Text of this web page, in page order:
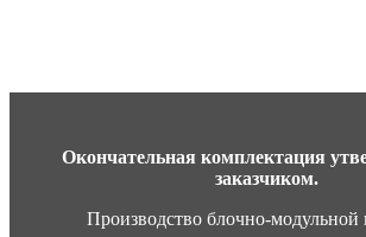
Окончательная комплектация
заказчиком.
Производство блочно-модульной